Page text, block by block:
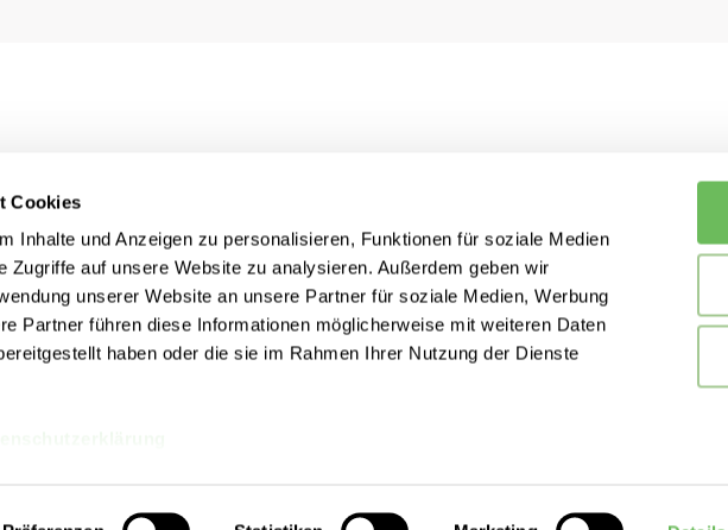
Cookies
Inhalte und Anzeigen zu personalisieren, Funktionen für soziale Medien
Zugriffe auf unsere Website zu analysieren. Außerdem geben wir
unserer Website an unsere Partner für soziale Medien, Werbung
Partner führen diese Informationen möglicherweise mit weiteren Daten
haben oder die sie im Rahmen Ihrer Nutzung der Dienste